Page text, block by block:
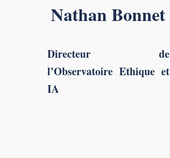
Nathan Bonnet
Directeur de
l’Observatoire Ethique et
IA